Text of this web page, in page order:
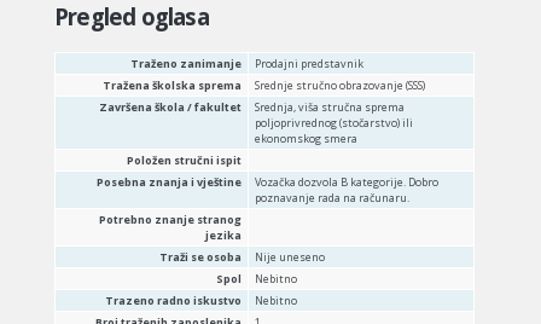
Pregled oglasa
Traženo zanimanje
Prodajni predstavnik
Tražena školska sprema
Srednje stručno obrazovanje (SSS)
Završena škola / fakultet
Srednja, viša stručna sprema
poljoprivrednog (stočarstvo) ili
ekonomskog smera
Položen stručni ispit
Posebna znanja i vještine
Vozačka dozvola B kategorije. Dobro
poznavanje rada na računaru.
Potrebno znanje stranog
jezika
Traži se osoba
Nije uneseno
Spol
Nebitno
Trazeno radno iskustvo
Nebitno